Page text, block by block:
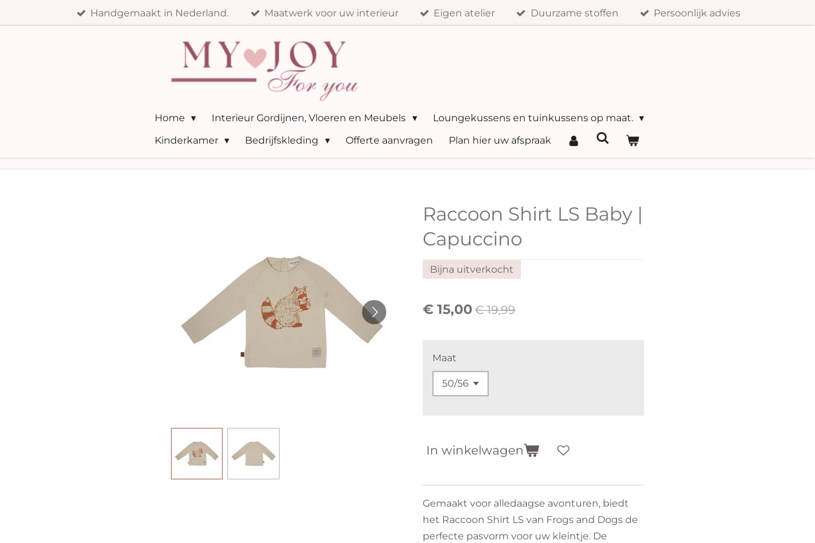
Handgemaakt in Nederland. Maatwerk voor uw interieur Eigen atelier Duurzame stoffen Persoonlijk advies
Home Interieur Gordijnen, Vloeren en Meubels
Loungekussens en tuinkussens op maat.
Kinderkamer
Bedrijfskleding Offerte aanvragen Plan hier uw afspraak
Raccoon Shirt LS Baby |
Capuccino
Bijna uitverkocht
€ 15,00 € 19,99
Maat
In winkelwagen
Gemaakt voor alledaagse avonturen, biedt
het Raccoon Shirt LS van Frogs and Dogs de
perfecte pasvorm voor uw kleintje. De